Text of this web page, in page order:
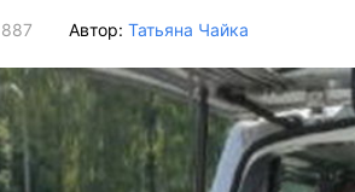
887 Автор: Татьяна Чайка